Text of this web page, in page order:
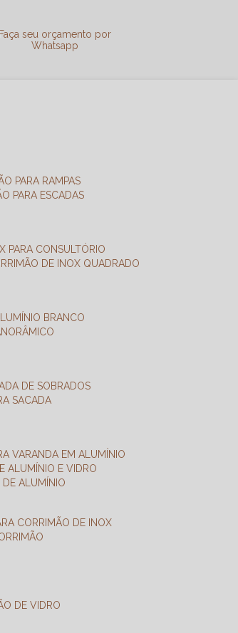
Faça seu orçamento por
Whatsapp
PARA RAMPAS
PARA ESCADAS
PARA CONSULTÓRIO
DE INOX QUADRADO
BRANCO
DE SOBRADOS
SACADA
VARANDA EM ALUMÍNIO
ALUMÍNIO E VIDRO
DE ALUMÍNIO
CORRIMÃO DE INOX
DE VIDRO